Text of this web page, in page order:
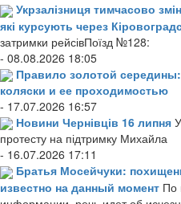
Укрзалізниця тимчасово
які курсують через
затримки рейсівПоїзд №128:
- 08.08.2026 18:05
Правило золотой
коляски и ее проходимостью
- 17.07.2026 16:57
Новини Чернівців 16 липня
протесту на підтримку Михайла
- 16.07.2026 17:11
Братья Мосейчуки:
известно на данный момент По